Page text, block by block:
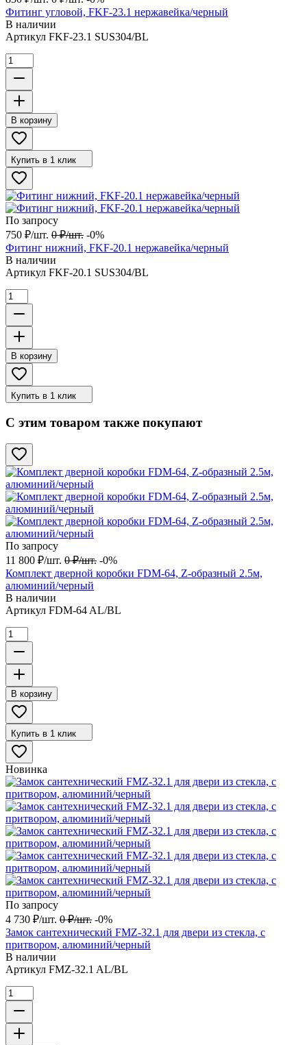
Фитинг угловой, FKF-23.1 нержавейка/черный
В наличии
Артикул FKF-23.1 SUS304/BL
В корзину
Купить в 1 клик
По запросу
750 ₽/шт. 0 ₽/шт. -0%
Фитинг нижний, FKF-20.1 нержавейка/черный
В наличии
Артикул FKF-20.1 SUS304/BL
В корзину
Купить в 1 клик
С этим товаром также покупают
По запросу
11 800 ₽/шт. 0 ₽/шт. -0%
Комплект дверной коробки FDM-64, Z-образный 2.5м,
алюминий/черный
В наличии
Артикул FDM-64 AL/BL
В корзину
Купить в 1 клик
Новинка
По запросу
4 730 ₽/шт. 0 ₽/шт. -0%
Замок сантехнический FMZ-32.1 для двери из стекла, с
притвором, алюминий/черный
В наличии
Артикул FMZ-32.1 AL/BL